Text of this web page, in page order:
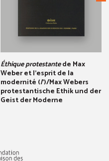
Éthique protestantede Max
Weber et l'esprit de la
modernité (l')/Max Webers
protestantische Ethik und der
Geist der Moderne